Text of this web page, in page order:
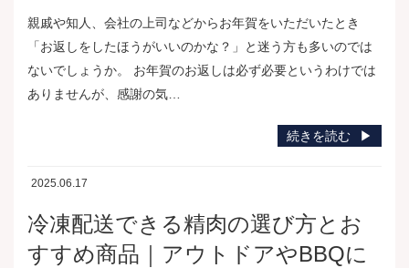
親戚や知人、会社の上司などからお年賀をいただいたとき
「お返しをしたほうがいいのかな？」と迷う方も多いのでは
ないでしょうか。 お年賀のお返しは必ず必要というわけでは
ありませんが、感謝の気…
続きを読む
2025.06.17
冷凍配送できる精肉の選び方とお
すすめ商品｜アウトドアやBBQに